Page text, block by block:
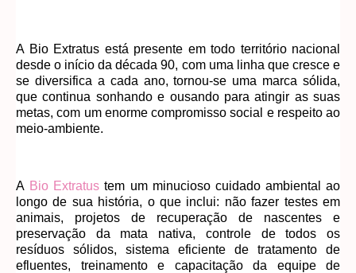
A Bio Extratus está presente em todo território nacional
desde o início da década 90, com uma linha que cresce e
se diversifica a cada ano, tornou-se uma marca sólida,
que continua sonhando e ousando para atingir as suas
metas, com um enorme compromisso social e respeito ao
meio-ambiente.
A Bio Extratus tem um minucioso cuidado ambiental ao
longo de sua história, o que inclui: não fazer testes em
animais, projetos de recuperação de nascentes e
preservação da mata nativa, controle de todos os
resíduos sólidos, sistema eficiente de tratamento de
efluentes, treinamento e capacitação da equipe de